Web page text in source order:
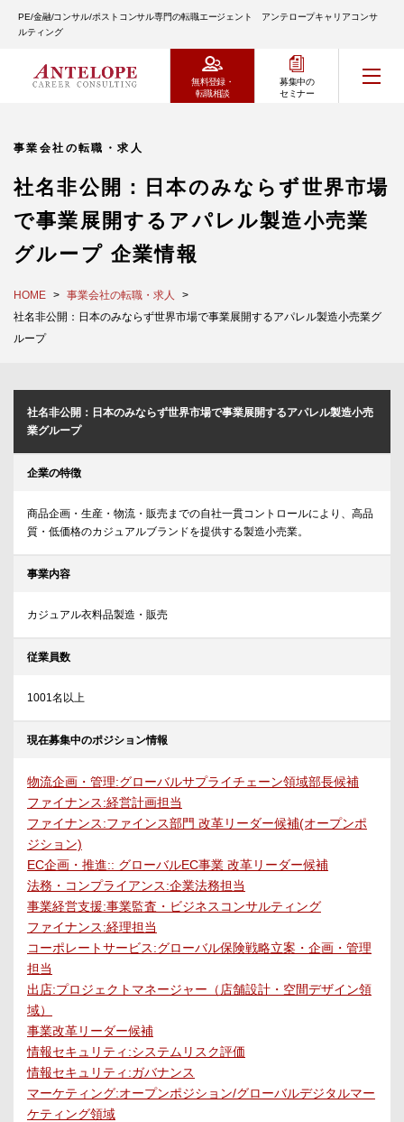
PE/金融/コンサル/ポストコンサル専門の転職エージェント アンテロープキャリアコンサ
ルティング
無料登録・
転職相談
募集中の
セミナー
事業会社の転職・求人
社名非公開：日本のみならず世界市場
で事業展開するアパレル製造小売業
グループ 企業情報
HOME
事業会社の転職・求人
社名非公開：日本のみならず世界市場で事業展開するアパレル製造小売業グ
ループ
社名非公開：日本のみならず世界市場で事業展開するアパレル製造小売
業グループ
企業の特徴
商品企画・生産・物流・販売までの自社一貫コントロールにより、高品
質・低価格のカジュアルブランドを提供する製造小売業。
事業内容
カジュアル衣料品製造・販売
従業員数
1001名以上
現在募集中のポジション情報
物流企画・管理:グローバルサプライチェーン領域部長候補
ファイナンス:経営計画担当
ファイナンス:ファインス部門 改革リーダー候補(オープンポ
ジション)
EC企画・推進:: グローバルEC事業 改革リーダー候補
法務・コンプライアンス:企業法務担当
事業経営支援:事業監査・ビジネスコンサルティング
ファイナンス:経理担当
コーポレートサービス:グローバル保険戦略立案・企画・管理
担当
出店:プロジェクトマネージャー（店舗設計・空間デザイン領
域）
事業改革リーダー候補
情報セキュリティ:システムリスク評価
情報セキュリティ:ガバナンス
マーケティング:オープンポジション/グローバルデジタルマー
ケティング領域